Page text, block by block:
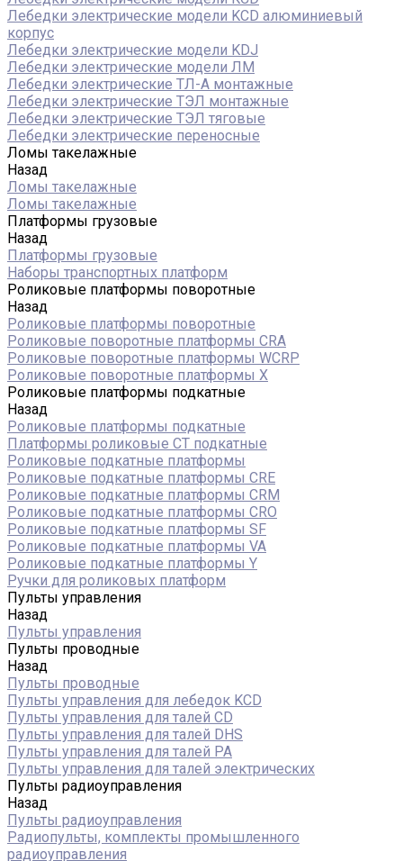
Лебедки электрические модели KCD алюминиевый
корпус
Лебедки электрические модели KDJ
Лебедки электрические модели ЛМ
Лебедки электрические ТЛ-А монтажные
Лебедки электрические ТЭЛ монтажные
Лебедки электрические ТЭЛ тяговые
Лебедки электрические переносные
Ломы такелажные
Назад
Ломы такелажные
Ломы такелажные
Платформы грузовые
Назад
Платформы грузовые
Наборы транспортных платформ
Роликовые платформы поворотные
Назад
Роликовые платформы поворотные
Роликовые поворотные платформы CRA
Роликовые поворотные платформы WCRP
Роликовые поворотные платформы X
Роликовые платформы подкатные
Назад
Роликовые платформы подкатные
Платформы роликовые СТ подкатные
Роликовые подкатные платформы
Роликовые подкатные платформы CRE
Роликовые подкатные платформы CRM
Роликовые подкатные платформы CRO
Роликовые подкатные платформы SF
Роликовые подкатные платформы VA
Роликовые подкатные платформы Y
Ручки для роликовых платформ
Пульты управления
Назад
Пульты управления
Пульты проводные
Назад
Пульты проводные
Пульты управления для лебедок KCD
Пульты управления для талей CD
Пульты управления для талей DHS
Пульты управления для талей РА
Пульты управления для талей электрических
Пульты радиоуправления
Назад
Пульты радиоуправления
Радиопульты, комплекты промышленного
радиоуправления